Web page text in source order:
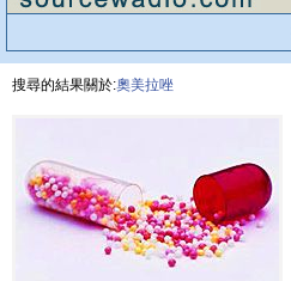
搜尋的結果關於:奧美拉唑